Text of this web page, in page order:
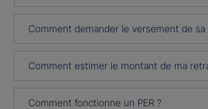
Comment demander le versement de sa
Comment estimer le montant de ma
Comment fonctionne un PER ?